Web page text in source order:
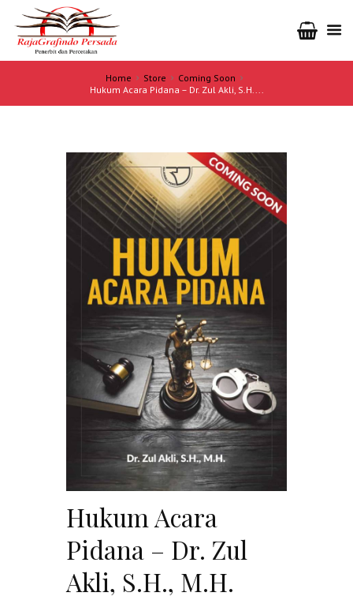
Home Store
Coming Soon
Hukum Acara Pidana – Dr. Zul Akli, S.H....
Hukum Acara
Pidana – Dr. Zul
Akli, S.H., M.H.